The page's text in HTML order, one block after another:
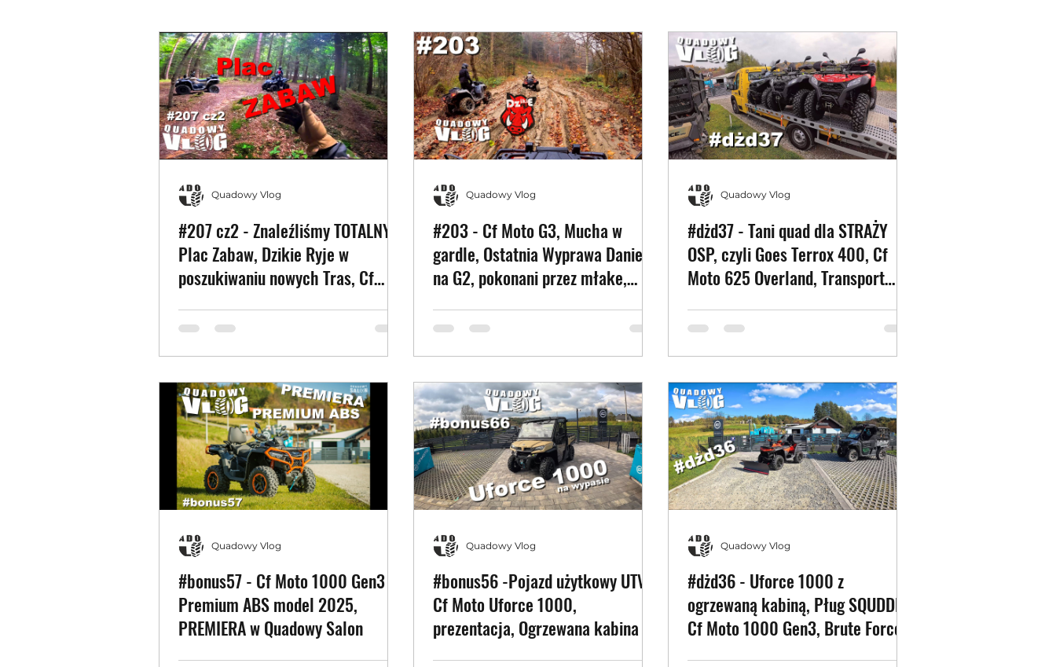
#207 cz2 - Znaleźliśmy TOTALNY
Plac Zabaw, Dzikie Ryje w
poszukiwaniu nowych Tras, Cf
Quadowy Vlog
#203 - Cf Moto G3, Mucha w
gardle, Ostatnia Wyprawa Daniela
na G2, pokonani przez młake,
Quadowy Vlog
#dżd37 - Tani quad dla STRAŻY
OSP, czyli Goes Terrox 400, Cf
Moto 625 Overland, Transport
Quadowy Vlog
#bonus57 - Cf Moto 1000 Gen3
Premium ABS model 2025,
PREMIERA w Quadowy Salon
Quadowy Vlog
#bonus56 -Pojazd użytkowy UTV,
Cf Moto Uforce 1000,
prezentacja, Ogrzewana kabina i
Quadowy Vlog
#dżd36 - Uforce 1000 z
ogrzewaną kabiną, Pług SQUDDE,
Cf Moto 1000 Gen3, Brute Force
Quadowy Vlog